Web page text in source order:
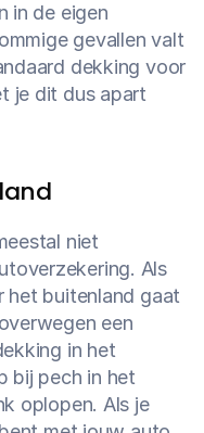
in de eigen
gevallen valt
dekking voor
je dit dus apart
niet
Als
het buitenland gaat
een
in het
bij pech in het
oplopen. Als je